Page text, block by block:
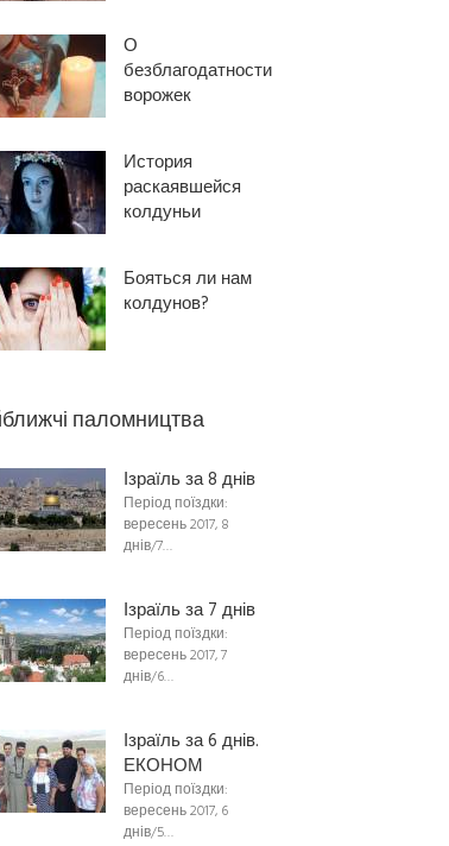
О
безблагодатности
ворожек
История
раскаявшейся
колдуньи
Бояться ли нам
колдунов?
паломництва
Ізраїль за 8 днів
Період поїздки:
вересень 2017, 8
днів/7…
Ізраїль за 7 днів
Період поїздки:
вересень 2017, 7
днів/6…
Ізраїль за 6 днів.
ЕКОНОМ
Період поїздки:
вересень 2017, 6
днів/5…